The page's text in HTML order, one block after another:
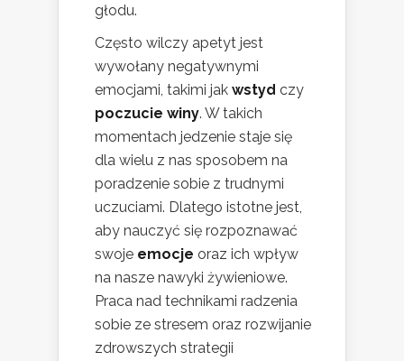
głodu.
Często wilczy apetyt jest
wywołany negatywnymi
emocjami, takimi jak wstyd czy
poczucie winy. W takich
momentach jedzenie staje się
dla wielu z nas sposobem na
poradzenie sobie z trudnymi
uczuciami. Dlatego istotne jest,
aby nauczyć się rozpoznawać
swoje emocje oraz ich wpływ
na nasze nawyki żywieniowe.
Praca nad technikami radzenia
sobie ze stresem oraz rozwijanie
zdrowszych strategii